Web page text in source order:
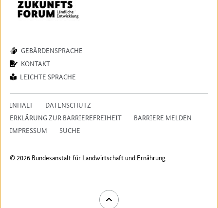
GEBÄRDENSPRACHE
KONTAKT
LEICHTE SPRACHE
INHALT
DATENSCHUTZ
ERKLÄRUNG ZUR BARRIEREFREIHEIT
BARRIERE MELDEN
IMPRESSUM
SUCHE
© 2026 Bundesanstalt für Landwirtschaft und Ernährung